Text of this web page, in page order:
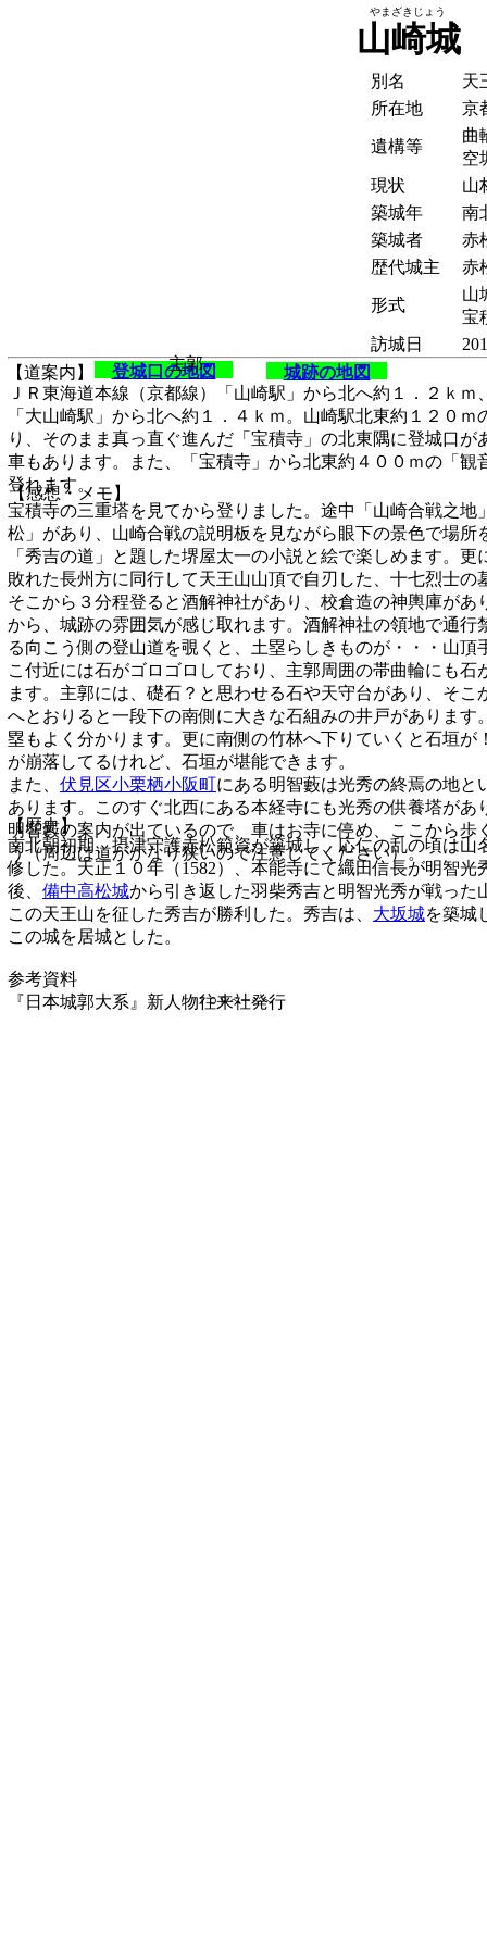
山崎城
ＪＲ東海道本線（京都線）「山崎駅」から北へ約１．２ｋｍ
「大山崎駅」から北へ約１．４ｋｍ。山崎駅北東約１２０ｍ
り、そのまま真っ直ぐ進んだ「宝積寺」の北東隅に登城口が
車もあります。また、「宝積寺」から北東約４００ｍの「観
登れます。
【歴史】
南北朝初期、摂津守護赤松範資が築城し、応仁の乱の頃は山
修した。天正１０年（1582）、本能寺にて織田信長が明智光
後、 備中高松城から引き返した羽柴秀吉と明智光秀が戦った
この天王山を征した秀吉が勝利した。秀吉は、 大坂城を築城
この城を居城とした。
参考資料
『日本城郭大系』新人物往来社発行
【感想・メモ】
【道案内】 城跡の地図
登城口の地図
ＴＯＰページへ
宝積寺の三重塔を見てから登りました。途中「山崎合戦之地
松」があり、山崎合戦の説明板を見ながら眼下の景色で場所
「秀吉の道」と題した堺屋太一の小説と絵で楽しめます。更
敗れた長州方に同行して天王山山頂で自刃した、十七烈士の
そこから３分程登ると酒解神社があり、校倉造の神輿庫があ
から、城跡の雰囲気が感じ取れます。酒解神社の領地で通行
る向こう側の登山道を覗くと、土塁らしきものが・・・山頂
こ付近には石がゴロゴロしており、主郭周囲の帯曲輪にも石
ます。主郭には、礎石？と思わせる石や天守台があり、そこ
へとおりると一段下の南側に大きな石組みの井戸があります
塁もよく分かります。更に南側の竹林へ下りていくと石垣が
が崩落してるけれど、石垣が堪能できます。
また、 伏見区小栗栖小阪町にある明智藪は光秀の終焉の地と
あります。このすぐ北西にある本経寺にも光秀の供養塔があ
明智藪の案内が出ているので、車はお寺に停め、ここから歩
う（周辺は道がかなり狭いので注意してください）。
主郭
別名
天
所在地
京
遺構等
曲
空
現状
山
築城年
南
築城者
赤
歴代城主
赤
形式
山
宝
訪城日
やまざきじょう